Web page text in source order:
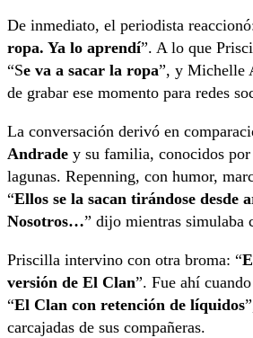
De inmediato, el periodista
ropa. Ya lo aprendí”. A lo que
“Se va a sacar la ropa”, y Michelle
de grabar ese momento para redes
La conversación derivó en
Andrade y su familia, conocidos
lagunas. Repenning, con humor,
“Ellos se la sacan tirándose desde
Nosotros…” dijo mientras simulaba
Priscilla intervino con otra broma: “
versión de El Clan”. Fue ahí
“El Clan con retención de líquidos
carcajadas de sus compañeras.